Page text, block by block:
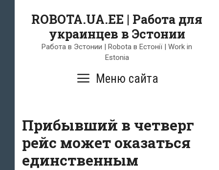
ROBOTA.UA.EE | Работа для
украинцев в Эстонии
Работа в Эстонии | Robota в Естонії | Work in
Estonia
Меню сайта
Прибывший в четверг
рейс может оказаться
единственным